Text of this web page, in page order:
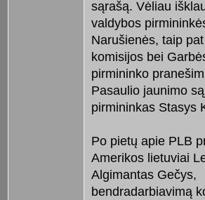
sąrašą. Vėliau
valdybos
Narušienės, taip
komisijos bei
pirmininko
Pasaulio jaunimo
pirmininkas Stasys
Po pietų apie PLB
Amerikos lietuviai
Algimantas Gečys,
bendradarbiavimą